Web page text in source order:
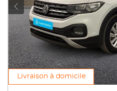
Livraison à domicile